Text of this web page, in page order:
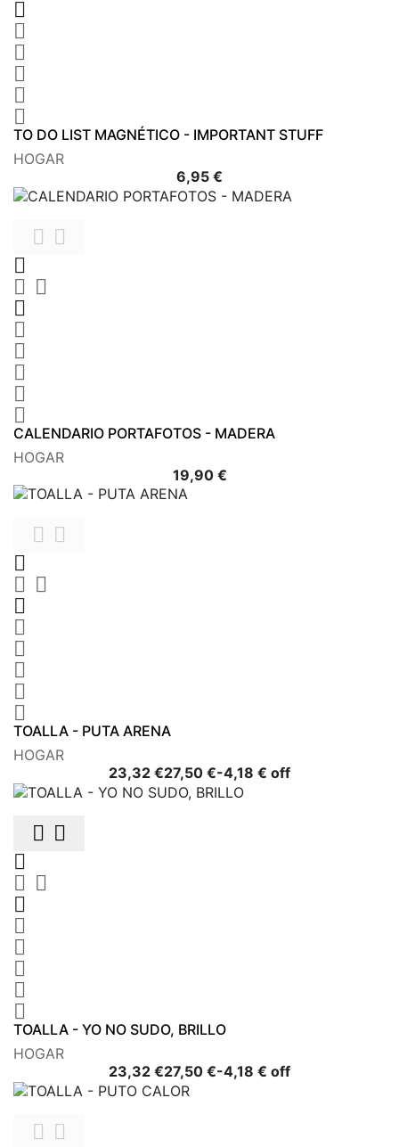






TO DO LIST MAGNÉTICO - IMPORTANT STUFF
HOGAR
6,95 €
 

 






CALENDARIO PORTAFOTOS - MADERA
HOGAR
19,90 €Precio











TOALLA - PUTA ARENA
HOGAR
23,32 €27,50 €Precio
base
-4,18 € offPrecio
 

 






TOALLA - YO NO SUDO, BRILLO
HOGAR
23,32 €27,50 €Precio
-4,18 € offPrecio
 